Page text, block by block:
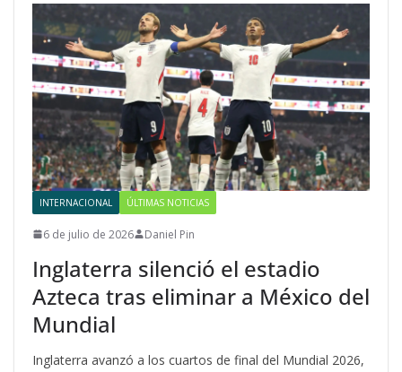
INTERNACIONAL ÚLTIMAS NOTICIAS
6 de julio de 2026 Daniel Pin
Inglaterra silenció el estadio
Azteca tras eliminar a México del
Mundial
Inglaterra avanzó a los cuartos de final del Mundial 2026,